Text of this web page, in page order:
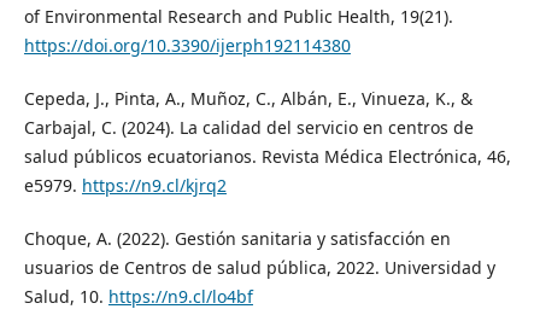
of Environmental Research and Public Health, 19(21).
https://doi.org/10.3390/ijerph192114380
Cepeda, J., Pinta, A., Muñoz, C., Albán, E., Vinueza, K., &
Carbajal, C. (2024). La calidad del servicio en centros de
salud públicos ecuatorianos. Revista Médica Electrónica, 46,
e5979. https://n9.cl/kjrq2
Choque, A. (2022). Gestión sanitaria y satisfacción en
usuarios de Centros de salud pública, 2022. Universidad y
Salud, 10. https://n9.cl/lo4bf